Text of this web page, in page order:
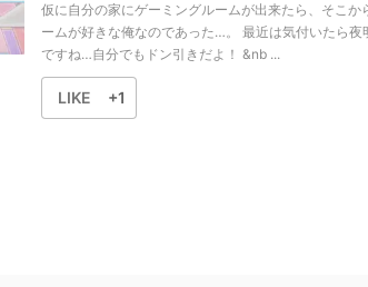
仮に自分の家にゲーミングルームが出来たら、そこ
ームが好きな俺なのであった…。 最近は気付いたら
ですね…自分でもドン引きだよ！ &nb ...
LIKE +1